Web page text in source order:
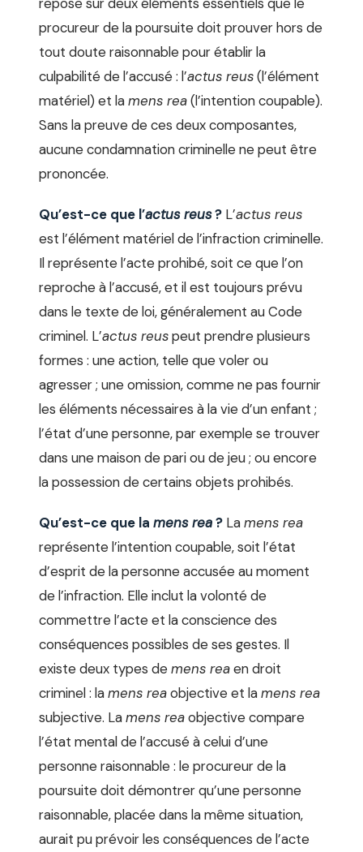
procureur de la poursuite doit prouver hors de
tout doute raisonnable pour établir la
culpabilité de l’accusé : l’actus reus(l’élément
matériel) et lamens rea(l’intention coupable).
Sans la preuve de ces deux composantes,
aucune condamnation criminelle ne peut être
prononcée.
Qu’est-ce que l’actus reus? L’actus reus
est l’élément matériel de l’infraction criminelle.
Il représente l’acte prohibé, soit ce que l’on
reproche à l’accusé, et il est toujours prévu
dans le texte de loi, généralement au Code
criminel. L’actus reuspeut prendre plusieurs
formes : une action, telle que voler ou
agresser ; une omission, comme ne pas fournir
les éléments nécessaires à la vie d’un enfant ;
l’état d’une personne, par exemple se trouver
dans une maison de pari ou de jeu ; ou encore
la possession de certains objets prohibés.
Qu’est-ce que la mens rea? Lamens rea
représente l’intention coupable, soit l’état
d’esprit de la personne accusée au moment
de l’infraction. Elle inclut la volonté de
commettre l’acte et la conscience des
conséquences possibles de ses gestes. Il
existe deux types demens reaen droit
criminel : lamens reaobjective et lamens rea
subjective. Lamens reaobjective compare
l’état mental de l’accusé à celui d’une
personne raisonnable : le procureur de la
poursuite doit démontrer qu’une personne
raisonnable, placée dans la même situation,
aurait pu prévoir les conséquences de l’acte